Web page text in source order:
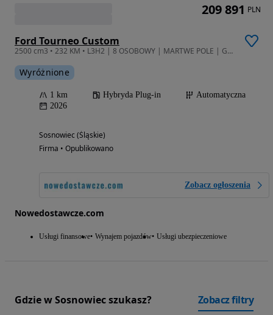
Ford Tourneo Custom
2500 cm3 • 232 KM • L3H2 | 8 OSOBOWY | MARTWE POLE | GRZANA KIEROWNICA |
Wyróżnione
1 km Hybryda Plug-in
Automatyczna
2026
Sosnowiec (Śląskie)
Firma • Opublikowano
Zobacz ogłoszenia
Nowedostawcze.com
Usługi finansowe Wynajem pojazdów Usługi ubezpieczeniowe
209 891 PLN
Gdzie w Sosnowiec szukasz? Zobacz filtry